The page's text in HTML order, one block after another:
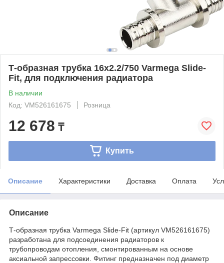
Т-образная трубка 16х2.2/750 Varmega Slide-
Fit, для подключения радиатора
В наличии
Код: VM526161675
Розница
12 678 ₸
Купить
Описание Характеристики Доставка Оплата
Описание
Т-образная трубка Varmega Slide-Fit (артикул VM526161675)
разработана для подсоединения радиаторов к
трубопроводам отопления, смонтированным на основе
аксиальной запрессовки. Фитинг предназначен под диаметр